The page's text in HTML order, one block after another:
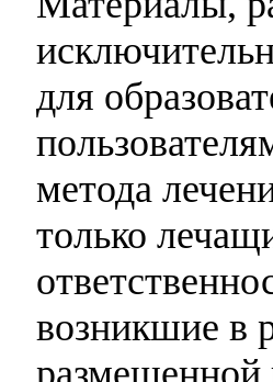
для
метода
только
возникшие в
размещенной